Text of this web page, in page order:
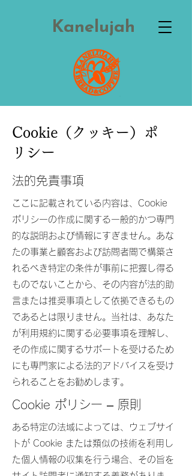
Kanelujah
Cookie（クッキー）ポ
リシー
法的免責事項
ここに記載されている内容は、Cookie
ポリシーの作成に関する一般的かつ専門
的な説明および情報にすぎません。あな
たの事業と顧客および訪問者間で構築さ
れるべき特定の条件が事前に把握し得る
ものでないことから、その内容が法的助
言または推奨事項として依拠できるもの
であるとは限りません。当社は、あなた
が利用規約に関する必要事項を理解し、
その作成に関するサポートを受けるため
にも専門家による法的アドバイスを受け
られることをお勧めします。
Cookie ポリシー – 原則
ある特定の法域によっては、ウェブサイ
トが Cookie または類似の技術を利用し
た個人情報の収集を行う場合、その旨を